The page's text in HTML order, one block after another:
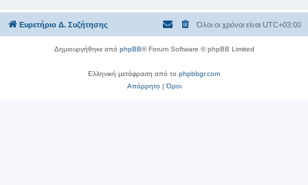
Ευρετήριο Δ. Συζήτησης Όλοι οι χρόνοι είναι UTC+03:00
Δημιουργήθηκε από phpBB® Forum Software © phpBB Limited
Ελληνική μετάφραση από το phpbbgr.com
Απόρρητο|Όροι